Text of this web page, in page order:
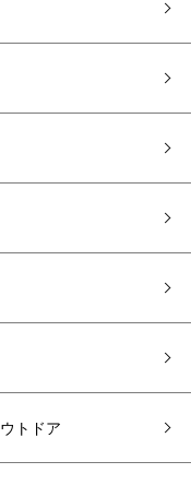
トドア